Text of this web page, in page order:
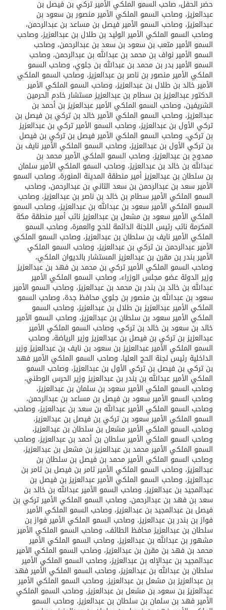
حضر الحفل، صاحب السمو الملكي الأمير تركي بن فيصل بن
عبدالعزيز، وصاحب السمو الملكي الأمير منصور بن سعود بن
عبدالعزيز، وصاحب السمو الأمير فيصل بن مساعد بن عبدالرحمن،
وصاحب السمو الملكي الأمير الوليد بن طلال بن عبدالعزيز، وصاحب
السمو الأمير متعب بن سعود بن سعد بن عبدالرحمن، وصاحب
السمو الأمير نواف بن محمد بن عبدالله بن عبدالرحمن، وصاحب
السمو الأمير بدر بن محمد بن عبدالله بن جلوي، وصاحب السمو
الملكي الأمير منصور بن ناصر بن عبدالعزيز، وصاحب السمو الملكي
الأمير خالد بن طلال بن عبدالعزيز، وصاحب السمو الملكي الأمير
الدكتور عبدالعزيز بن سطام بن عبدالعزيز مستشار خادم الحرمين
الشريفين، وصاحب السمو الملكي الأمير عبدالعزيز بن أحمد بن
عبدالعزيز، وصاحب السمو الملكي الأمير خالد بن تركي بن فيصل بن
تركي الأول بن عبدالعزيز، وصاحب السمو الأمير تركي بن عبدالعزيز
بن تركي، وصاحب السمو الملكي الأمير فيصل بن تركي بن فيصل
بن تركي الأول بن عبدالعزيز، وصاحب السمو الملكي الأمير نايف بن
ممدوح بن عبدالعزيز، وصاحب السمو الملكي الأمير محمد بن
عبدالله بن خالد بن عبدالعزيز، وصاحب السمو الملكي الأمير سلمان
بن سلطان بن عبدالعزيز أمير منطقة المدينة المنورة، وصاحب السمو
الأمير سعد بن عبدالرحمن بن سعد الثاني بن عبدالرحمن، وصاحب
السمو الملكي الأمير سطام بن خالد بن ناصر بن عبدالعزيز، وصاحب
السمو الملكي الأمير سعود بن عبدالله بن عبدالعزيز، وصاحب السمو
الملكي الأمير سعود بن مشعل بن عبدالعزيز نائب أمير منطقة مكة
المكرمة نائب رئيس اللجنة الدائمة للحج والعمرة، وصاحب السمو
الملكي الأمير نايف بن سلطان بن عبدالعزيز، وصاحب السمو الملكي
الأمير عبدالرحمن بن تركي بن عبدالعزيز، وصاحب السمو الملكي
الأمير بندر بن مقرن بن عبدالعزيز المستشار بالديوان الملكي،
وصاحب السمو الملكي الأمير تركي بن محمد بن فهد بن عبدالعزيز
وزير الدولة عضو مجلس الوزراء، وصاحب السمو الملكي الأمير
عبدالله بن خالد بن بندر بن محمد بن عبدالعزيز، وصاحب السمو الأمير
سعود بن عبدالله بن منصور بن جلوي محافظ جدة، وصاحب السمو
الملكي الأمير عبدالعزيز بن طلال بن عبدالعزيز، وصاحب السمو
الملكي الأمير سعود بن سلطان بن عبدالعزيز، وصاحب السمو الأمير
خالد بن سعود بن خالد بن تركي، وصاحب السمو الملكي الأمير
عبدالعزيز بن تركي بن فيصل بن عبدالعزيز وزير الرياضة، وصاحب
السمو الملكي الأمير عبدالعزيز بن سعود بن نايف بن عبدالعزيز وزير
الداخلية رئيس لجنة الحج العليا، وصاحب السمو الملكي الأمير فهد
بن تركي بن فيصل بن تركي الأول بن عبدالعزيز، وصاحب السمو
الملكي الأمير عبدالله بن بندر بن عبدالعزيز وزير الحرس الوطني،
وصاحب السمو الملكي الأمير سعود بن سلمان بن عبدالعزيز،
وصاحب السمو الأمير سعود بن فيصل بن مساعد بن عبدالرحمن،
وصاحب السمو الملكي الأمير عبدالله بن سعد بن عبدالعزيز، وصاحب
السمو الملكي الأمير سعود بن تركي بن فيصل بن عبدالعزيز،
وصاحب السمو الملكي الأمير مشعل بن سلطان بن عبدالعزيز،
وصاحب السمو الملكي الأمير سلطان بن أحمد بن عبدالعزيز، وصاحب
السمو الملكي الأمير محمد بن عبدالعزيز بن مشعل بن عبدالعزيز،
وصاحب السمو الملكي الأمير محمد بن فيصل بن سلطان بن
عبدالعزيز، وصاحب السمو الملكي الأمير ثامر بن فيصل بن ثامر بن
عبدالعزيز، وصاحب السمو الملكي الأمير عبدالعزيز بن فيصل بن
عبدالمجيد بن عبدالعزيز، وصاحب السمو الأمير عبدالله بن خالد بن
سعد بن فهد بن عبدالرحمن، وصاحب السمو الملكي الأمير تركي بن
فيصل بن عبدالمجيد بن عبدالعزيز، وصاحب السمو الملكي الأمير
فواز بن بندر بن عبدالعزيز، وصاحب السمو الملكي الأمير فواز بن
سلطان بن عبدالعزيز محافظ الطائف، وصاحب السمو الملكي الأمير
مشهور بن عبدالله بن عبدالعزيز، وصاحب السمو الملكي الأمير
محمد بن فهد بن مقرن بن عبدالعزيز، وصاحب السمو الملكي الأمير
عبدالمجيد بن عبدالإله بن عبدالعزيز، وصاحب السمو الملكي الأمير
سلطان بن عبدالله بن عبدالعزيز، وصاحب السمو الملكي الأمير فهد
بن عبدالعزيز بن مشعل بن عبدالعزيز، وصاحب السمو الملكي الأمير
عبدالعزيز بن سعود بن مشعل بن عبدالعزيز، وصاحب السمو الملكي
الأمير فهد بن سلمان بن سلطان بن عبدالعزيز، وصاحب السمو